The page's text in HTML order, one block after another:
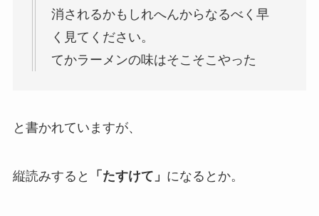
消されるかもしれへんからなるべく早
く見てください。
てかラーメンの味はそこそこやった
と書かれていますが、
縦読みすると 「たすけて」 になるとか。